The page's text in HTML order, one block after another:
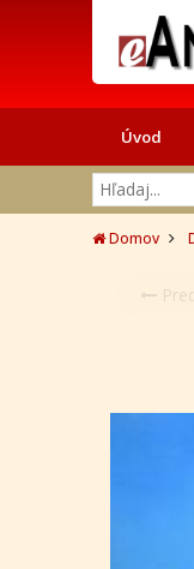
Úvod
Domov